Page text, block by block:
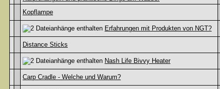
Kopflampe
Erfahrungen mit Produkten von NGT?
Distance Sticks
Nash Life Bivvy Heater
Carp Cradle - Welche und Warum?